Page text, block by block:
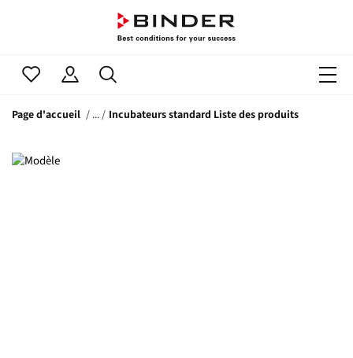
Page d'accueil Incubateurs standard Liste des produits